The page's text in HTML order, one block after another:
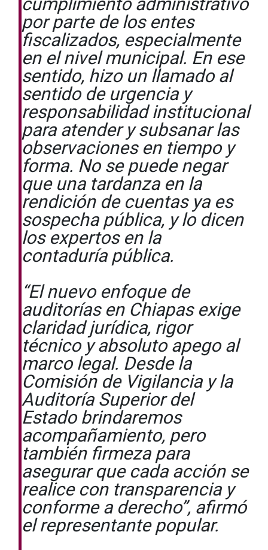
por parte de los entes
fiscalizados, especialmente
en el nivel municipal. En ese
sentido, hizo un llamado al
sentido de urgencia y
responsabilidad institucional
para atender y subsanar las
observaciones en tiempo y
forma. No se puede negar
que una tardanza en la
rendición de cuentas ya es
sospecha pública, y lo dicen
los expertos en la
contaduría pública.
“El nuevo enfoque de
auditorías en Chiapas exige
claridad jurídica, rigor
técnico y absoluto apego al
marco legal. Desde la
Comisión de Vigilancia y la
Auditoría Superior del
Estado brindaremos
acompañamiento, pero
también firmeza para
asegurar que cada acción se
realice con transparencia y
conforme a derecho”, afirmó
el representante popular.